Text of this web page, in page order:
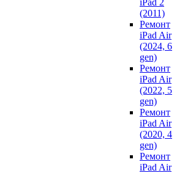
iPad 2
(2011)
Ремонт
iPad Air
(2024, 6
gen)
Ремонт
iPad Air
(2022, 5
gen)
Ремонт
iPad Air
(2020, 4
gen)
Ремонт
iPad Air